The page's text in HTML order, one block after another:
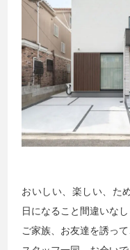
おいしい、楽しい、た
日になること間違いなし
ご家族、お友達を誘っ